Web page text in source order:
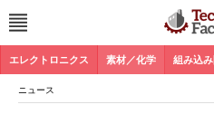
エレクトロニクス 素材／化学 組み込
ニュース